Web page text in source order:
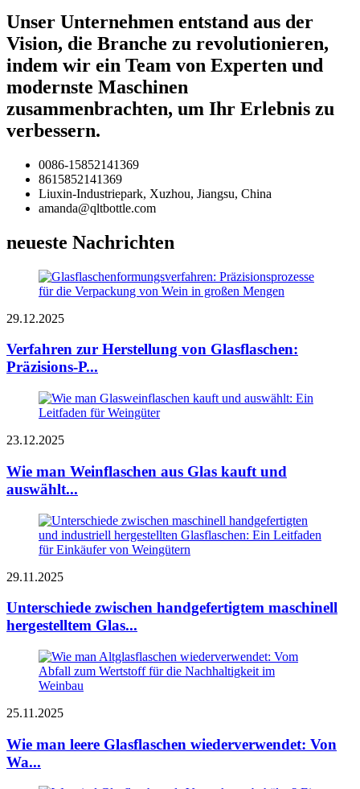
Unser Unternehmen entstand aus der
Vision, die Branche zu revolutionieren,
indem wir ein Team von Experten und
modernste Maschinen
zusammenbrachten, um Ihr Erlebnis zu
verbessern.
0086-15852141369
8615852141369
Liuxin-Industriepark, Xuzhou, Jiangsu, China
amanda@qltbottle.com
neueste Nachrichten
29.12.2025
Verfahren zur Herstellung von Glasflaschen:
Präzisions-P...
23.12.2025
Wie man Weinflaschen aus Glas kauft und
auswählt...
29.11.2025
Unterschiede zwischen handgefertigtem maschinell
hergestelltem Glas...
25.11.2025
Wie man leere Glasflaschen wiederverwendet: Von
Wa...